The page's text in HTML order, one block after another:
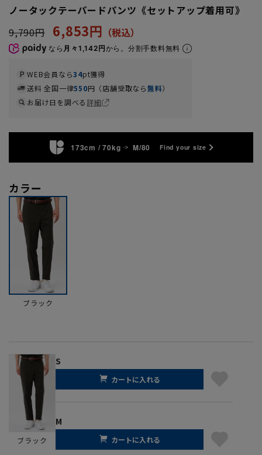
ノータックテーパードパンツ《セットアップ着用可》
9,790円 6,853円
なら 月々1,142円から。分割手数料無料
WEB会員なら34pt獲得
送料 全国一律550円（店舗受取なら無料）
お届け日を調べる詳細
173cm / 70kg M/80 Find your size
カラー
ブラック
ブラック
S
カートに入れる
M
カートに入れる